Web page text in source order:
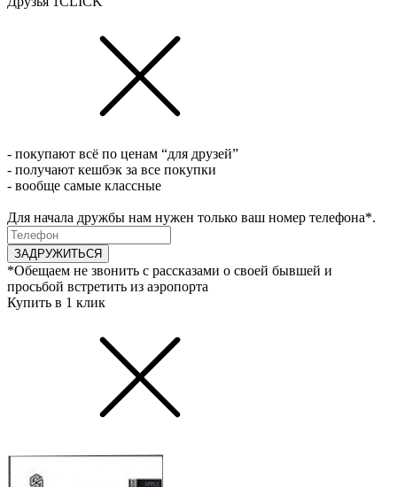
- покупают всё по ценам “для друзей”
- получают кешбэк за все покупки
- вообще самые классные
Для начала дружбы нам нужен только ваш номер телефона*.
ЗАДРУЖИТЬСЯ
*Обещаем не звонить с рассказами о своей бывшей и
просьбой встретить из аэропорта
Купить в 1 клик